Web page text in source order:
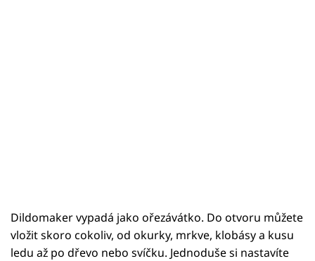
Dildomaker vypadá jako ořezávátko. Do otvoru můžete
vložit skoro cokoliv, od okurky, mrkve, klobásy a kusu
ledu až po dřevo nebo svíčku. Jednoduše si nastavíte